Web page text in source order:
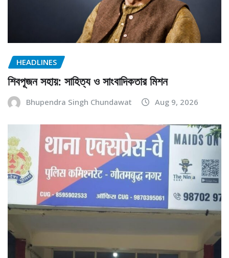
HEADLINES
শিবপূজন সহায়: সাহিত্য ও সাংবাদিকতার মিশন
Bhupendra Singh Chundawat Aug 9, 2026